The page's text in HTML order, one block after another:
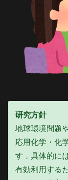
研究方針
地球環境問題
応用化学・化
す．具体的に
有効利用する